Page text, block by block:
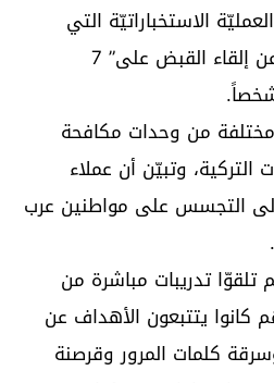
الاستخباراتيّة التي
امتدّت لشهور وأسفرت عن إلقاء القبض على” 7
10 فرق مختلفة من وحدات مكافحة
وتبيّن أن عملاء
التجسس على مواطنين عرب
الـ7 بأنهم تلقوّا تدريبات مباشرة من
كانوا يتتبعون الأهداف عن
كلمات المرور وقرصنة